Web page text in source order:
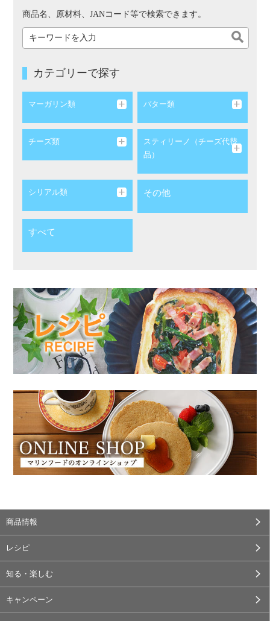
商品名、原材料、JANコード等で検索できます。
カテゴリーで探す
マーガリン類 バター類
チーズ類
スティリーノ（チーズ代替
品）
シリアル類 その他
すべて
商品情報
レシピ
知る・楽しむ
キャンペーン